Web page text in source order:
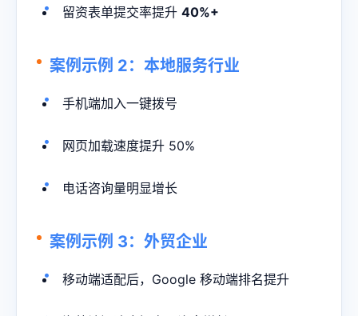
留资表单提交率提升 40%+
案例示例 2：本地服务行业
手机端加入一键拨号
网页加载速度提升 50%
电话咨询量明显增长
案例示例 3：外贸企业
移动端适配后，Google 移动端排名提升